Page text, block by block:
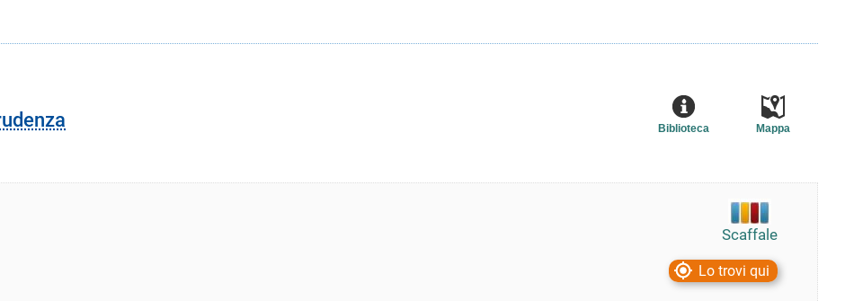
Mappa
Biblioteca
Scaffale
Lo trovi qui